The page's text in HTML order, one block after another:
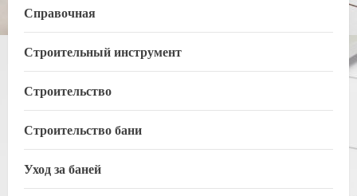
Справочная
Строительный инструмент
Строительство
Строительство бани
Уход за баней